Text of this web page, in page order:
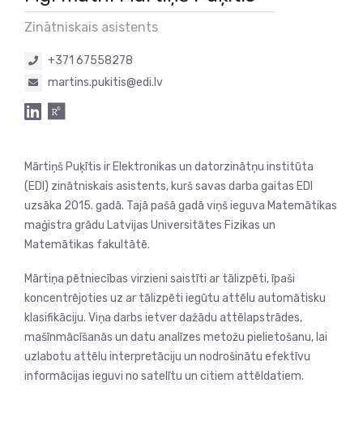
Zinātniskais asistents
+371 67558278
martins.pukitis@edi.lv
Mārtiņš Puķītis ir Elektronikas un datorzinātņu institūta
(EDI) zinātniskais asistents, kurš savas darba gaitas EDI
uzsāka 2015. gadā. Tajā pašā gadā viņš ieguva Matemātikas
maģistra grādu Latvijas Universitātes Fizikas un
Matemātikas fakultātē.
Mārtiņa pētniecības virzieni saistīti ar tālizpēti, īpaši
koncentrējoties uz ar tālizpēti iegūtu attēlu automātisku
klasifikāciju. Viņa darbs ietver dažādu attēlapstrādes,
mašīnmācīšanās un datu analīzes metožu pielietošanu, lai
uzlabotu attēlu interpretāciju un nodrošinātu efektīvu
informācijas ieguvi no satelītu un citiem attēldatiem.